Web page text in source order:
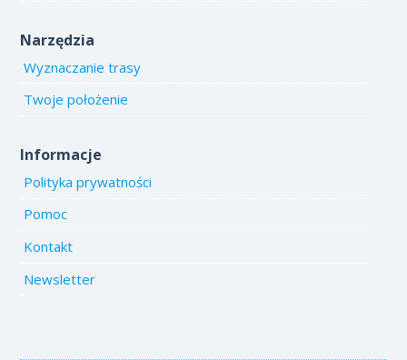
Narzędzia
Wyznaczanie trasy
Twoje położenie
Informacje
Polityka prywatności
Pomoc
Kontakt
Newsletter